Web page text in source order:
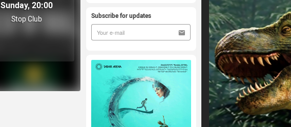
Sunday, 20:00
Stop Club Subscribe for updates